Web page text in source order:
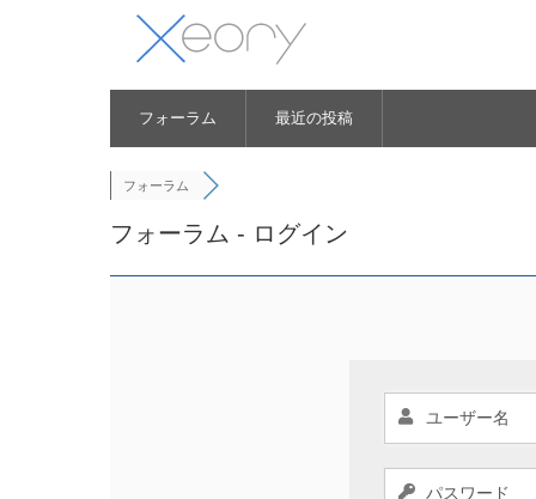
フォーラム 最近の投稿
フォーラム
フォーラム - ログイン